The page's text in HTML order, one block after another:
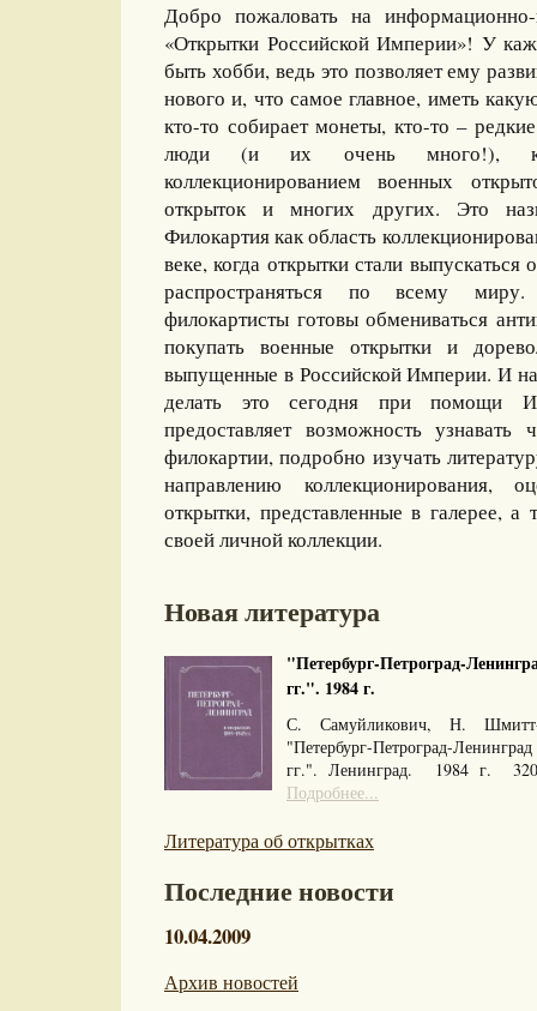
Добро пожаловать на информационно-
«Открытки Российской Империи»! У
быть хобби, ведь это позволяет ему
нового и, что самое главное, иметь
кто-то собирает монеты, кто-то –
люди (и их очень много!),
коллекционированием военных
открыток и многих других. Это
Филокартия как область
веке, когда открытки стали
распространяться по всему
филокартисты готовы обмениваться
покупать военные открытки и
выпущенные в Российской Империи. И
делать это сегодня при помощи
предоставляет возможность
филокартии, подробно изучать
направлению коллекционирования,
открытки, представленные в галерее, а
своей личной коллекции.
Новая литература
"Петербург-Петроград-
гг.". 1984 г.
С. Самуйликович, Н.
"Петербург-Петроград-
гг.". Ленинград. 1984 г.
Подробнее...
Литература об открытках
Последние новости
10.04.2009
Архив новостей